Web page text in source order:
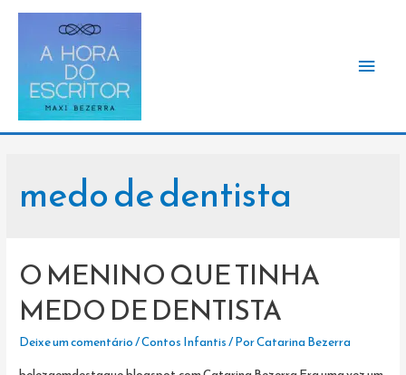
medo de dentista
O MENINO QUE TINHA
MEDO DE DENTISTA
Deixe um comentário/Contos Infantis/ PorCatarina Bezerra